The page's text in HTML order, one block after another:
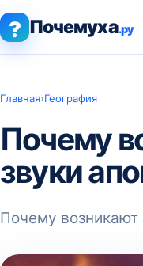
? Почемуха.ру
Главная›География
Почему
звуки
Почему возникают